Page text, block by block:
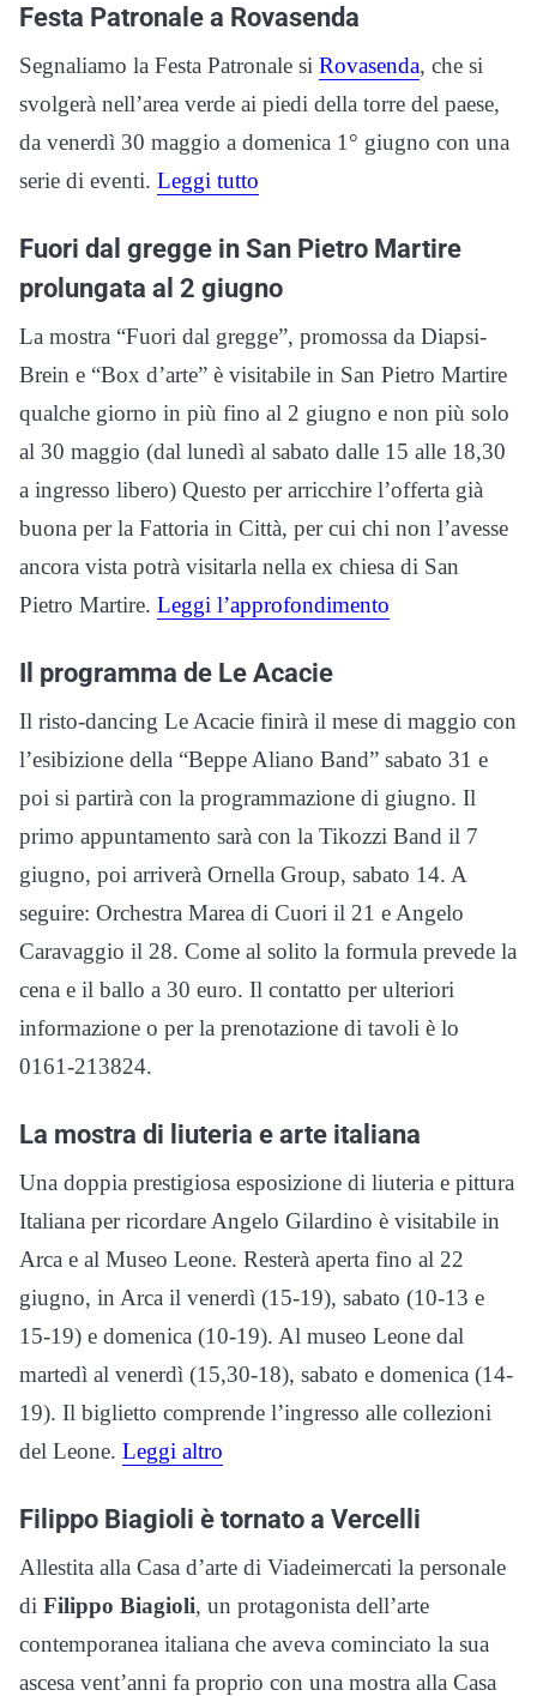
Festa Patronale a Rovasenda
Segnaliamo la Festa Patronale si Rovasenda, che si
svolgerà nell’area verde ai piedi della torre del paese,
da venerdì 30 maggio a domenica 1° giugno con una
serie di eventi. Leggi tutto
Fuori dal gregge in San Pietro Martire
prolungata al 2 giugno
La mostra “Fuori dal gregge”, promossa da Diapsi-
Brein e “Box d’arte” è visitabile in San Pietro Martire
qualche giorno in più fino al 2 giugno e non più solo
al 30 maggio (dal lunedì al sabato dalle 15 alle 18,30
a ingresso libero) Questo per arricchire l’offerta già
buona per la Fattoria in Città, per cui chi non l’avesse
ancora vista potrà visitarla nella ex chiesa di San
Pietro Martire. Leggi l’approfondimento
Il programma de Le Acacie
Il risto-dancing Le Acacie finirà il mese di maggio con
l’esibizione della “Beppe Aliano Band” sabato 31 e
poi si partirà con la programmazione di giugno. Il
primo appuntamento sarà con la Tikozzi Band il 7
giugno, poi arriverà Ornella Group, sabato 14. A
seguire: Orchestra Marea di Cuori il 21 e Angelo
Caravaggio il 28. Come al solito la formula prevede la
cena e il ballo a 30 euro. Il contatto per ulteriori
informazione o per la prenotazione di tavoli è lo
0161-213824.
La mostra di liuteria e arte italiana
Una doppia prestigiosa esposizione di liuteria e pittura
Italiana per ricordare Angelo Gilardino è visitabile in
Arca e al Museo Leone. Resterà aperta fino al 22
giugno, in Arca il venerdì (15-19), sabato (10-13 e
15-19) e domenica (10-19). Al museo Leone dal
martedì al venerdì (15,30-18), sabato e domenica (14-
19). Il biglietto comprende l’ingresso alle collezioni
del Leone. Leggi altro
Filippo Biagioli è tornato a Vercelli
Allestita alla Casa d’arte di Viadeimercati la personale
di Filippo Biagioli, un protagonista dell’arte
contemporanea italiana che aveva cominciato la sua
ascesa vent’anni fa proprio con una mostra alla Casa